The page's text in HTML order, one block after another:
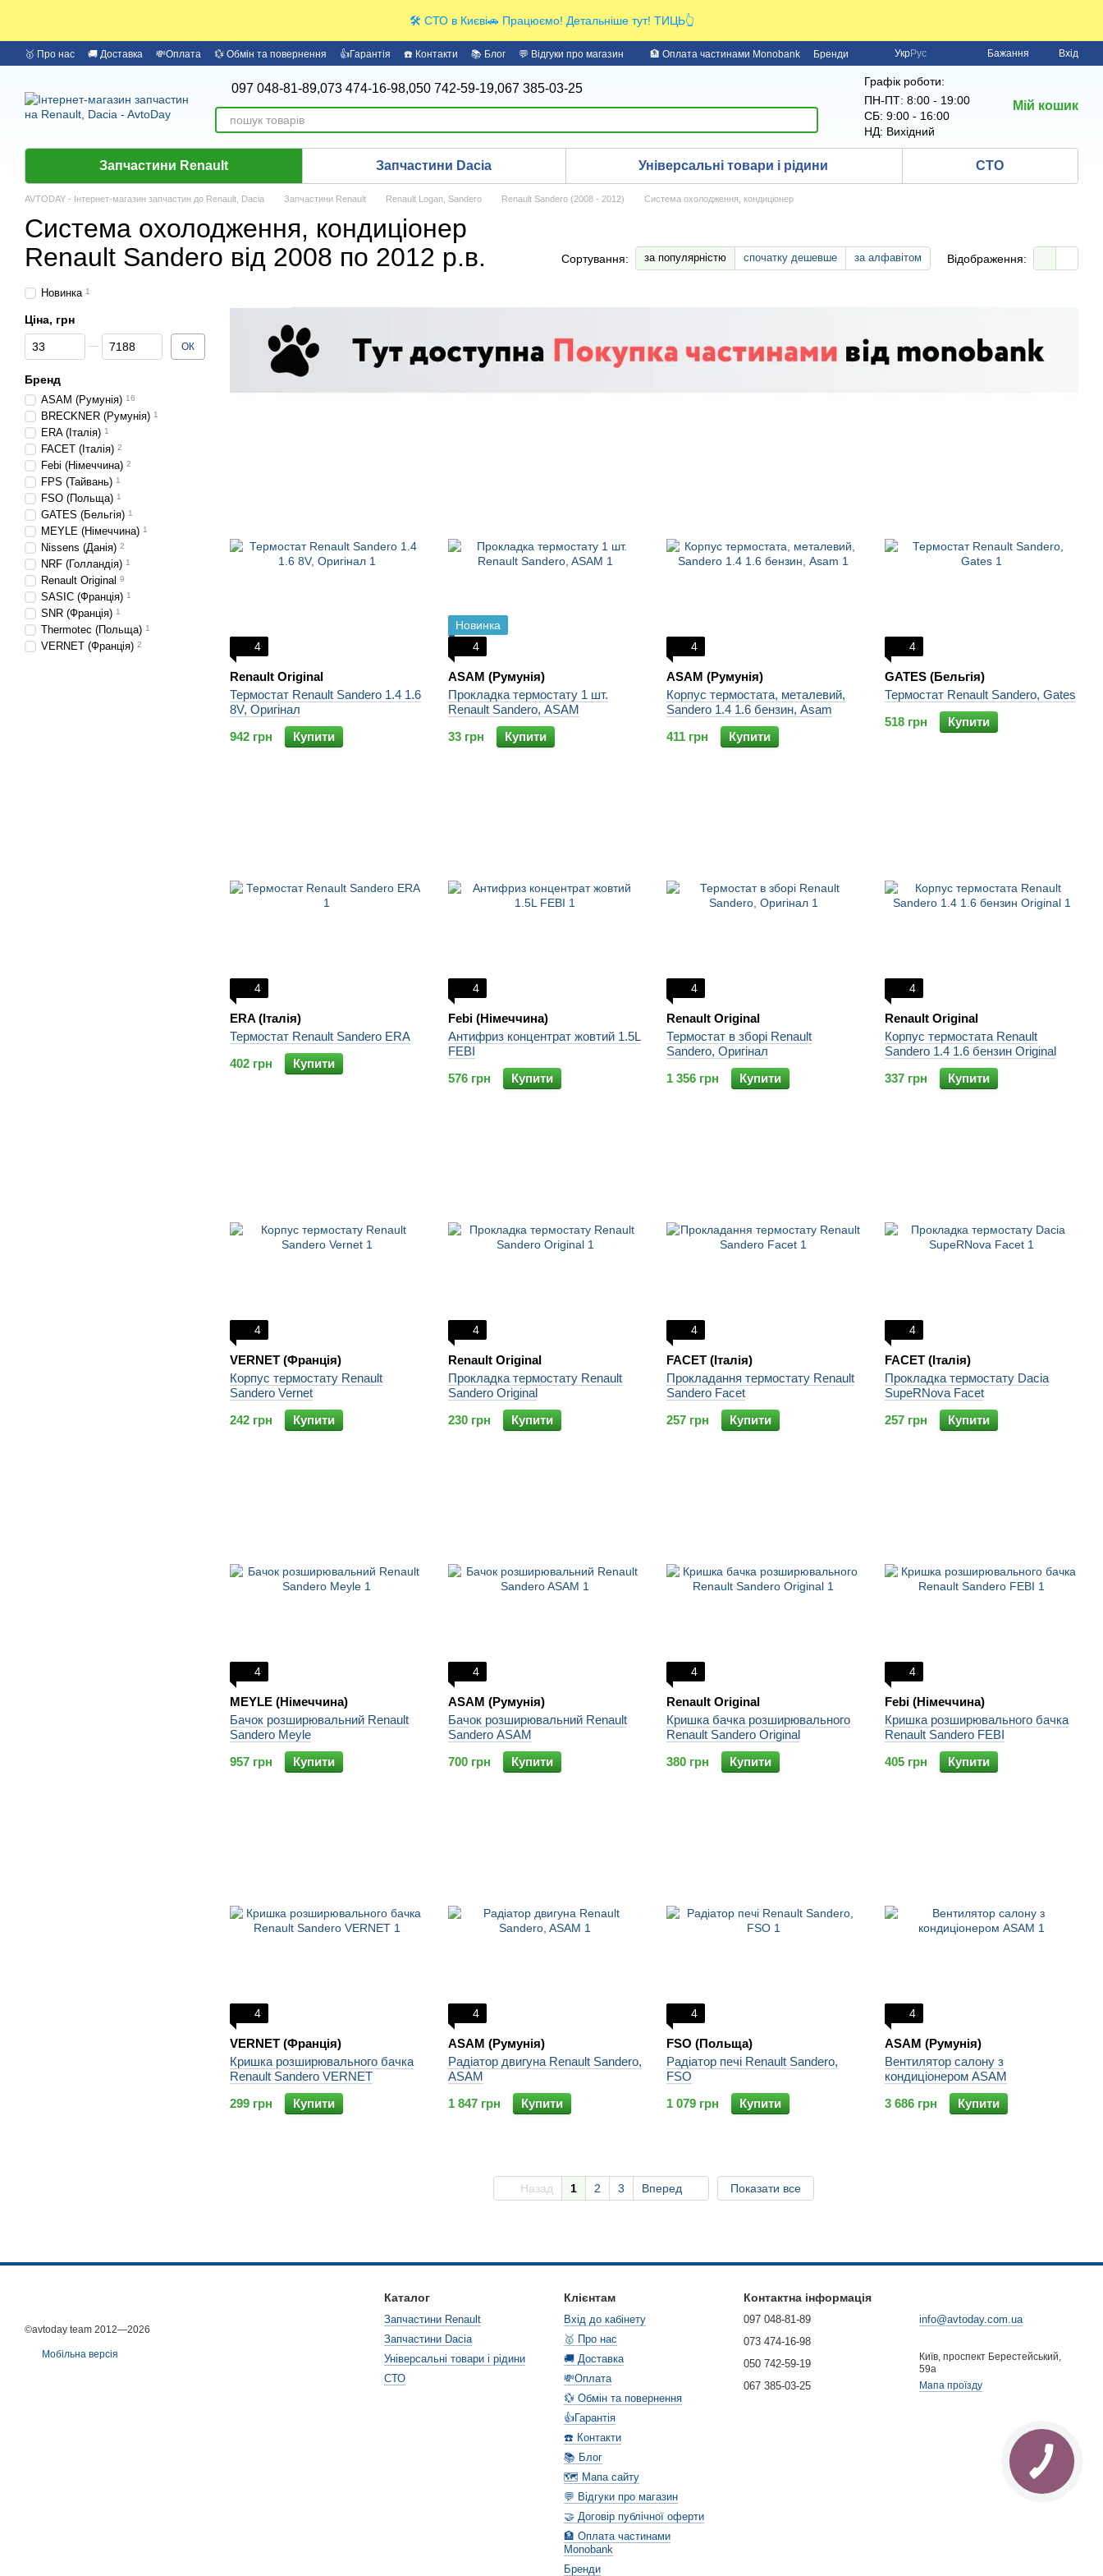
🛠️ СТО в Києві🚗 Працюємо! Детальніше тут! ТИЦЬ👆
🥇 Про нас 🚚 Доставка 💸Оплата 💱 Обмін та повернення 👍Гарантія ☎️ Контакти 📚 Блог 💬 Відгуки про магазин 🏦 Оплата частинами Monobank Бренди УкрРус Бажання Вхід
097 048-81-89,073 474-16-98,050 742-59-19,067 385-03-25
Графік роботи:
ПН-ПТ: 8:00 - 19:00
СБ: 9:00 - 16:00
НД: Вихідний
Мій кошик
Запчастини Renault Запчастини Dacia Універсальні товари і рідини СТО
AVTODAY - Інтернет-магазин запчастин до Renault, Dacia Запчастини Renault Renault Logan, Sandero Renault Sandero (2008 - 2012) Система охолодження, кондиціонер
Система охолодження, кондиціонер
Renault Sandero від 2008 по 2012 р.в.
Сортування: за популярністю спочатку дешевше за алфавітом Відображення:
4
Renault Original
Термостат Renault Sandero 1.4 1.6
8V, Оригінал
942 грн
Купити
Новинка
4
ASAM (Румунія)
Прокладка термостату 1 шт.
Renault Sandero, ASAM
33 грн
Купити
4
ASAM (Румунія)
Корпус термостата, металевий,
Sandero 1.4 1.6 бензин, Asam
411 грн
Купити
4
GATES (Бельгія)
Термостат Renault Sandero, Gates
518 грн
Купити
4
ERA (Італія)
Термостат Renault Sandero ERA
402 грн
Купити
4
Febi (Німеччина)
Антифриз концентрат жовтий 1.5L
FEBI
576 грн
Купити
4
Renault Original
Термостат в зборі Renault
Sandero, Оригінал
1 356 грн
Купити
4
Renault Original
Корпус термостата Renault
Sandero 1.4 1.6 бензин Original
337 грн
Купити
4
VERNET (Франція)
Корпус термостату Renault
Sandero Vernet
242 грн
Купити
4
Renault Original
Прокладка термостату Renault
Sandero Original
230 грн
Купити
4
FACET (Італія)
Прокладання термостату Renault
Sandero Facet
257 грн
Купити
4
FACET (Італія)
Прокладка термостату Dacia
SupeRNova Facet
257 грн
Купити
4
MEYLE (Німеччина)
Бачок розширювальний Renault
Sandero Meyle
957 грн
Купити
4
ASAM (Румунія)
Бачок розширювальний Renault
Sandero ASAM
700 грн
Купити
4
Renault Original
Кришка бачка розширювального
Renault Sandero Original
380 грн
Купити
4
Febi (Німеччина)
Кришка розширювального бачка
Renault Sandero FEBI
405 грн
Купити
4
VERNET (Франція)
Кришка розширювального бачка
Renault Sandero VERNET
299 грн
Купити
4
ASAM (Румунія)
Радіатор двигуна Renault Sandero,
ASAM
1 847 грн
Купити
4
FSO (Польща)
Радіатор печі Renault Sandero,
FSO
1 079 грн
Купити
4
ASAM (Румунія)
Вентилятор салону з
кондиціонером ASAM
3 686 грн
Купити
Назад 1 2 3 Вперед Показати все
Новинка 1
Ціна, грн
Від Ціна, грн
До Ціна, грн ОК
Бренд
ASAM (Румунія) 16
BRECKNER (Румунія) 1
ERA (Італія) 1
FACET (Італія) 2
Febi (Німеччина) 2
FPS (Тайвань) 1
FSO (Польща) 1
GATES (Бельгія) 1
MEYLE (Німеччина) 1
Nissens (Данія) 2
NRF (Голландія) 1
Renault Original 9
SASIC (Франція) 1
SNR (Франція) 1
Thermotec (Польща) 1
VERNET (Франція) 2
©avtoday team 2012—2026
Мобільна версія
Каталог
Запчастини Renault
Запчастини Dacia
Універсальні товари і рідини
СТО
Клієнтам
Вхід до кабінету
🥇 Про нас
🚚 Доставка
💸Оплата
💱 Обмін та повернення
👍Гарантія
☎️ Контакти
📚 Блог
🗺️ Мапа сайту
💬 Відгуки про магазин
🤝 Договір публічної оферти
🏦 Оплата частинами
Monobank
Бренди
Контактна інформація
097 048-81-89
073 474-16-98
050 742-59-19
067 385-03-25
info@avtoday.com.ua
Київ, проспект Берестейський,
59а
Мапа проїзду